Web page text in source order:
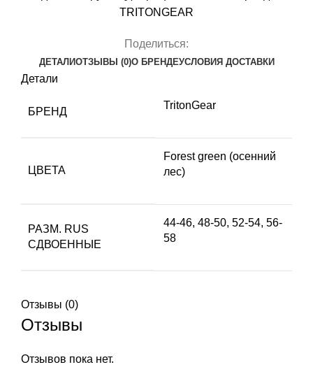
Green)
TRITONGEAR
Поделиться:
ДЕТАЛИОТЗЫВЫ (0)О БРЕНДЕУСЛОВИЯ ДОСТАВКИ
Детали
БРЕНД
TritonGear
ЦВЕТА
Forest green (осенний
лес)
РАЗМ. RUS
СДВОЕННЫЕ
44-46, 48-50, 52-54, 56-
58
Отзывы (0)
Отзывы
Отзывов пока нет.